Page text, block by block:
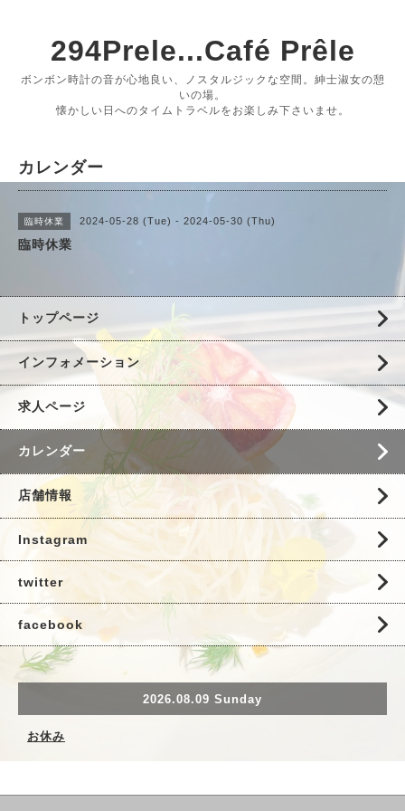
294Prele...Café Prêle
ボンボン時計の音が心地良い、ノスタルジックな空間。紳士淑女の憩
いの場。
懐かしい日へのタイムトラベルをお楽しみ下さいませ。
カレンダー
臨時休業 2024-05-28 (Tue) - 2024-05-30 (Thu)
臨時休業
トップページ
インフォメーション
求人ページ
カレンダー
店舗情報
Instagram
twitter
facebook
2026.08.09 Sunday
お休み